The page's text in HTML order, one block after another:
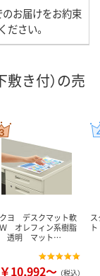
のお届けをお約束
さい。
き付）の売
ヨ デスクマット軟
オレフィン系樹脂
透明 マット…
￥10,992～ （税込）